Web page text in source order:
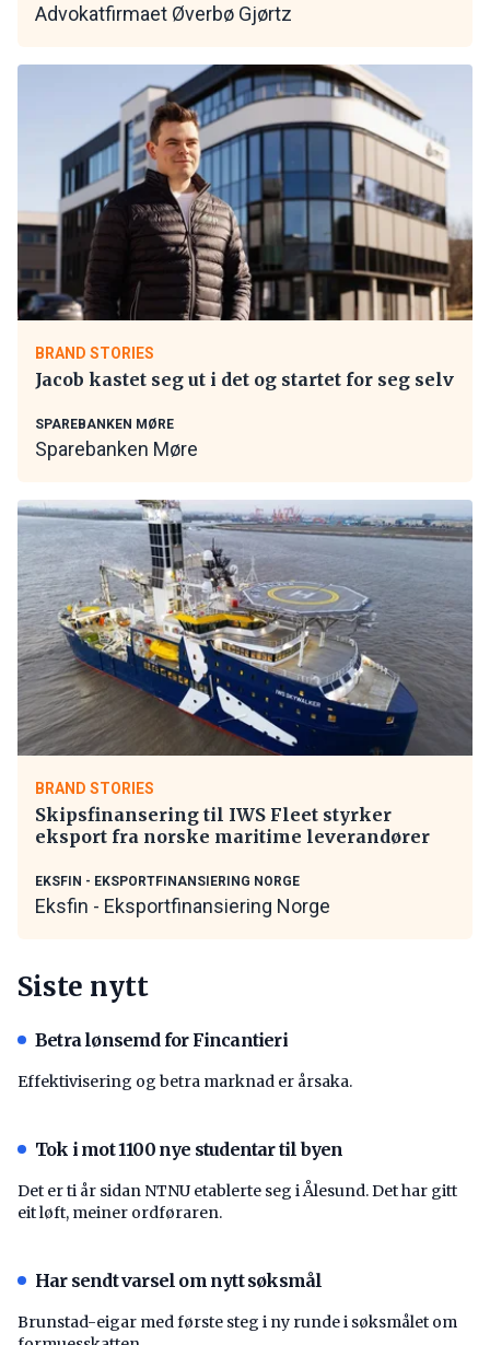
Advokatfirmaet Øverbø Gjørtz
BRAND STORIES
Jacob kastet seg ut i det og startet for seg selv
SPAREBANKEN MØRE
Sparebanken Møre
BRAND STORIES
Skipsfinansering til IWS Fleet styrker
eksport fra norske maritime leverandører
EKSFIN - EKSPORTFINANSIERING NORGE
Eksfin - Eksportfinansiering Norge
Siste nytt
Betra lønsemd for Fincantieri
Effektivisering og betra marknad er årsaka.
Tok i mot 1100 nye studentar til byen
Det er ti år sidan NTNU etablerte seg i Ålesund. Det har gitt
eit løft, meiner ordføraren.
Har sendt varsel om nytt søksmål
Brunstad-eigar med første steg i ny runde i søksmålet om